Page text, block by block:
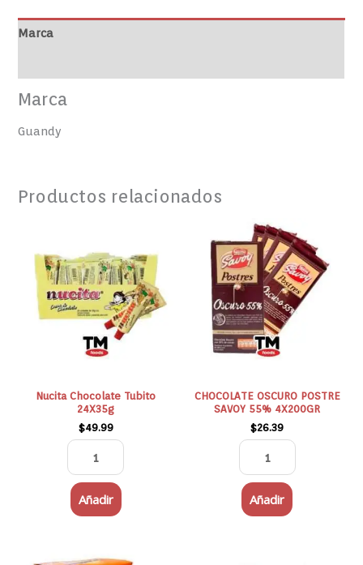
Marca
Marca
Guandy
Productos relacionados
Nucita Chocolate Tubito
24X35g
$49.99
Tubito
24X35g
cantidad
Añadir
CHOCOLATE OSCURO POSTRE
SAVOY 55% 4X200GR
$26.39
CHOCOLATE
OSCURO
POSTRE
SAVOY
55%
4X200GR
cantidad
Añadir
OVOMALTINA